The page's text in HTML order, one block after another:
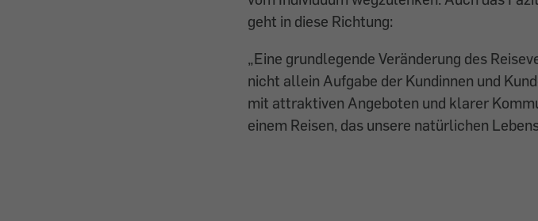
geht in diese Richtung:
„Eine grundlegende Veränderung des
nicht allein Aufgabe der Kundinnen und
mit attraktiven Angeboten und klarer
einem Reisen, das unsere natürlichen